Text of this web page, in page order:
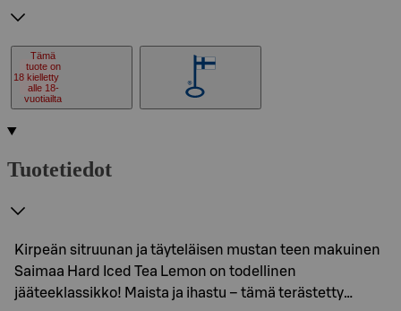
18
Tämä
tuote on
kielletty
alle 18-
vuotiailta
Tuotetiedot
Kirpeän sitruunan ja täyteläisen mustan teen makuinen
Saimaa Hard Iced Tea Lemon on todellinen
jääteeklassikko! Maista ja ihastu – tämä terästetty…